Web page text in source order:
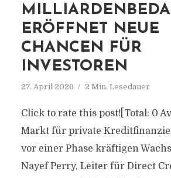
ERÖFFNET NEUE
CHANCEN FÜR
INVESTOREN
27. April 2026 2 Min. Lesedauer
Click to rate this post![Total: 0
Markt für private
vor einer Phase kräftigen
Nayef Perry, Leiter für Direct